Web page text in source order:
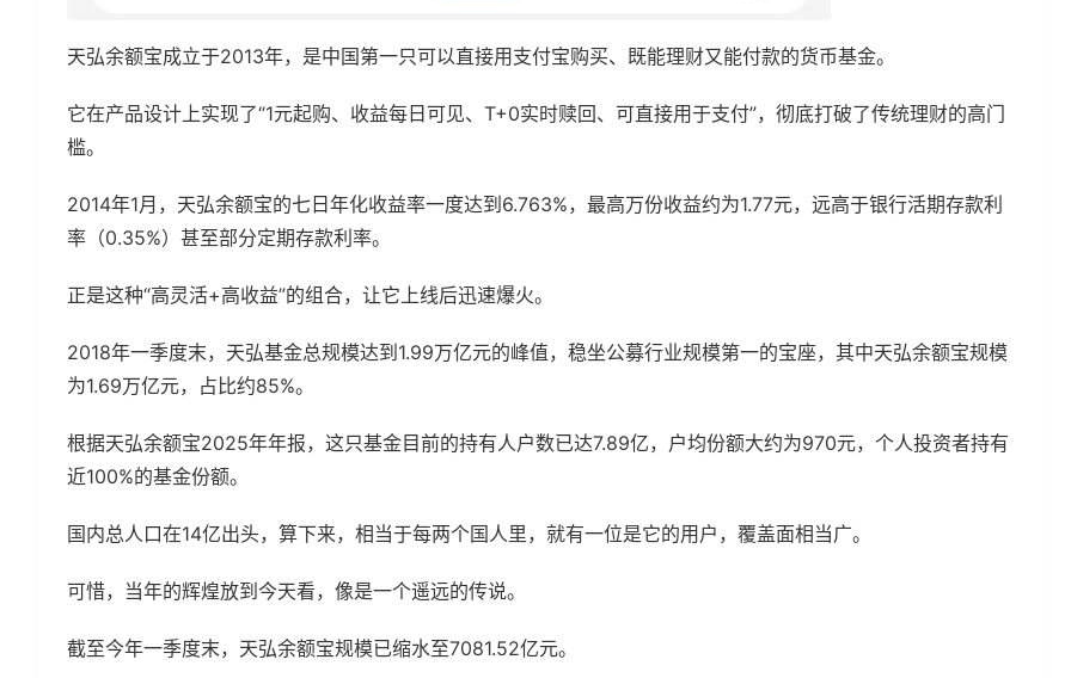
天弘余额宝成立于2013年，是中国第一只可以直接用支付宝购买、既能理财又能付款的货币基金。
它在产品设计上实现了“1元起购、收益每日可见、T+0实时赎回、可直接用于支付”，彻底打破了传统理财的高门
槛。
2014年1月，天弘余额宝的七日年化收益率一度达到6.763%，最高万份收益约为1.77元，远高于银行活期存款利
率（0.35%）甚至部分定期存款利率。
正是这种“高灵活+高收益”的组合，让它上线后迅速爆火。
2018年一季度末，天弘基金总规模达到1.99万亿元的峰值，稳坐公募行业规模第一的宝座，其中天弘余额宝规模
为1.69万亿元，占比约85%。
根据天弘余额宝2025年年报，这只基金目前的持有人户数已达7.89亿，户均份额大约为970元，个人投资者持有
近100%的基金份额。
国内总人口在14亿出头，算下来，相当于每两个国人里，就有一位是它的用户，覆盖面相当广。
可惜，当年的辉煌放到今天看，像是一个遥远的传说。
截至今年一季度末，天弘余额宝规模已缩水至7081.52亿元。